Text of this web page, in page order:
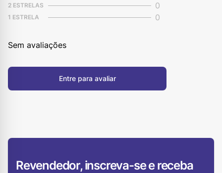
2 ESTRELAS 0
1 ESTRELA 0
Sem avaliações
Entre para avaliar
Revendedor, inscreva-se e receba